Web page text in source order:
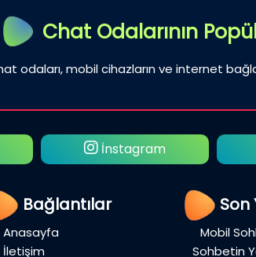
Chat Odalarının
odaları, mobil cihazların ve internet
İnstagram
Bağlantılar
Anasayfa
İletişim
Son
Mobil
Sohbetin